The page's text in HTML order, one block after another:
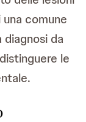
comune
da
le